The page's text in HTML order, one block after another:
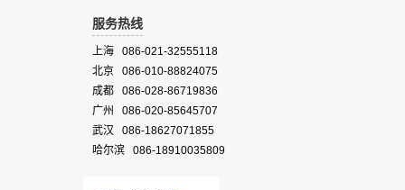
服务热线
上海 086-021-32555118
北京 086-010-88824075
成都 086-028-86719836
广州 086-020-85645707
武汉 086-18627071855
哈尔滨 086-18910035809